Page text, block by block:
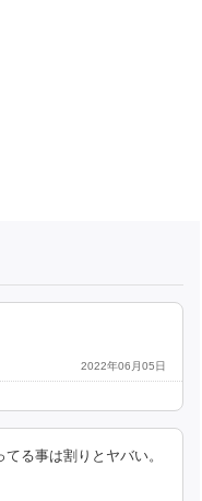
2022年06月05日
る事は割りとヤバい。